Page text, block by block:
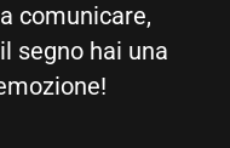
comunicare,
segno hai una